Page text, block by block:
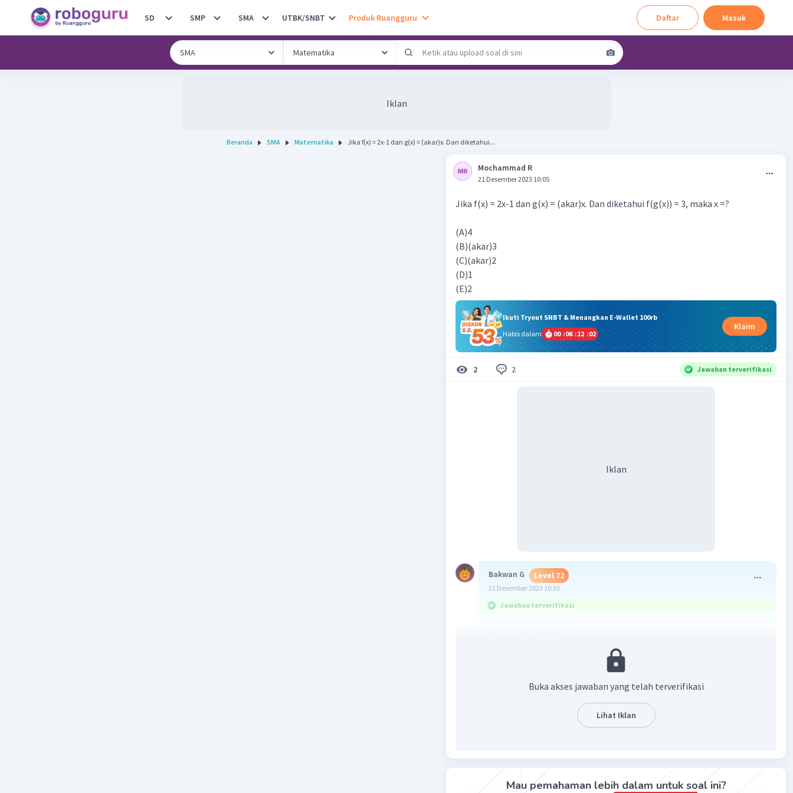
SD SMP SMA UTBK/SNBT Produk Ruangguru Daftar Masuk
Iklan
Beranda SMA Matematika Jika f(x) = 2x-1 dan g(x) = (akar)x. Dan diketahui...
Mochammad R
21 Desember 2023 10:05
Jika f(x) = 2x-1 dan g(x) = (akar)x. Dan diketahui f(g(x)) = 3, maka x =?
(A)4
(B)(akar)3
(C)(akar)2
(D)1
(E)2
Ikuti Tryout SNBT & Menangkan E-Wallet 100rb
Habis dalam
00 :06 :12 :01
Klaim
2 2 Jawaban terverifikasi
Iklan
Bakwan G Level 72
21 Desember 2023 10:35
Jawaban terverifikasi
4 = 2√x
Buka akses jawaban yang telah terverifikasi
Lihat Iklan
Mau pemahaman lebih dalam untuk soal ini?